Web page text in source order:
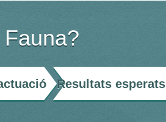
Resultats esperats